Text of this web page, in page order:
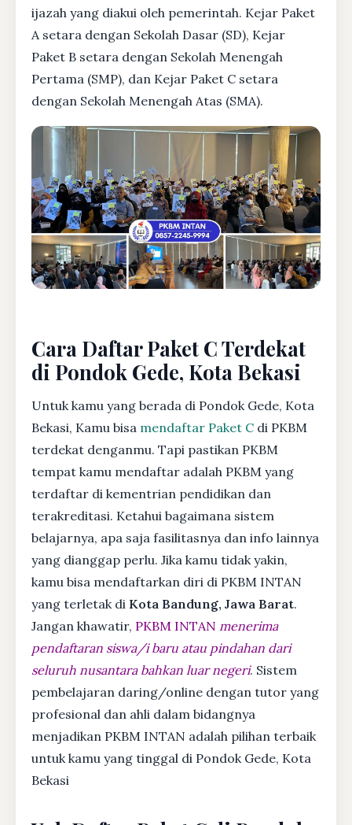
ijazah yang diakui oleh pemerintah. Kejar Paket
A setara dengan Sekolah Dasar (SD), Kejar
Paket B setara dengan Sekolah Menengah
Pertama (SMP), dan Kejar Paket C setara
dengan Sekolah Menengah Atas (SMA).
Cara Daftar Paket C Terdekat
di Pondok Gede, Kota Bekasi
Untuk kamu yang berada di Pondok Gede, Kota
Bekasi, Kamu bisa mendaftar Paket C di PKBM
terdekat denganmu. Tapi pastikan PKBM
tempat kamu mendaftar adalah PKBM yang
terdaftar di kementrian pendidikan dan
terakreditasi. Ketahui bagaimana sistem
belajarnya, apa saja fasilitasnya dan info lainnya
yang dianggap perlu. Jika kamu tidak yakin,
kamu bisa mendaftarkan diri di PKBM INTAN
yang terletak di Kota Bandung, Jawa Barat.
Jangan khawatir, PKBM INTAN menerima
pendaftaran siswa/i baru atau pindahan dari
seluruh nusantara bahkan luar negeri. Sistem
pembelajaran daring/online dengan tutor yang
profesional dan ahli dalam bidangnya
menjadikan PKBM INTAN adalah pilihan terbaik
untuk kamu yang tinggal di Pondok Gede, Kota
Bekasi